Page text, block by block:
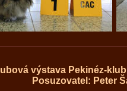
výstava Pekinéz-
Posuzovatel: Peter